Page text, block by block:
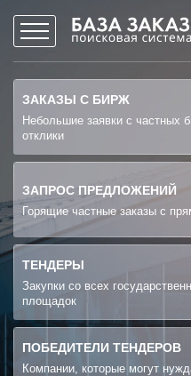
ЗАКАЗЫ С БИРЖ
Небольшие заявки с частных
отклики
ЗАПРОС ПРЕДЛОЖЕНИЙ
Горящие частные заказы с
ТЕНДЕРЫ
Закупки со всех
площадок
ПОБЕДИТЕЛИ ТЕНДЕРОВ
Компании, которые могут